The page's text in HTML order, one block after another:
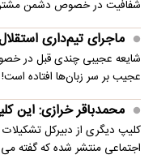
شفافیت در خصوص دشمن
ماجرای تیم‌داری
شایعه عجیبی چندی قبل در
عجیب بر سر زبان‌ها افتاده است!
محمدباقر خرازی: این
کلیپ دیگری از دبیرکل
اجتماعی منتشر شده که گفته